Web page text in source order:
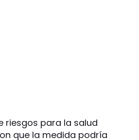
riesgos para la salud
que la medida podría